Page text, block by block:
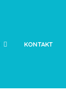
KONTAKT